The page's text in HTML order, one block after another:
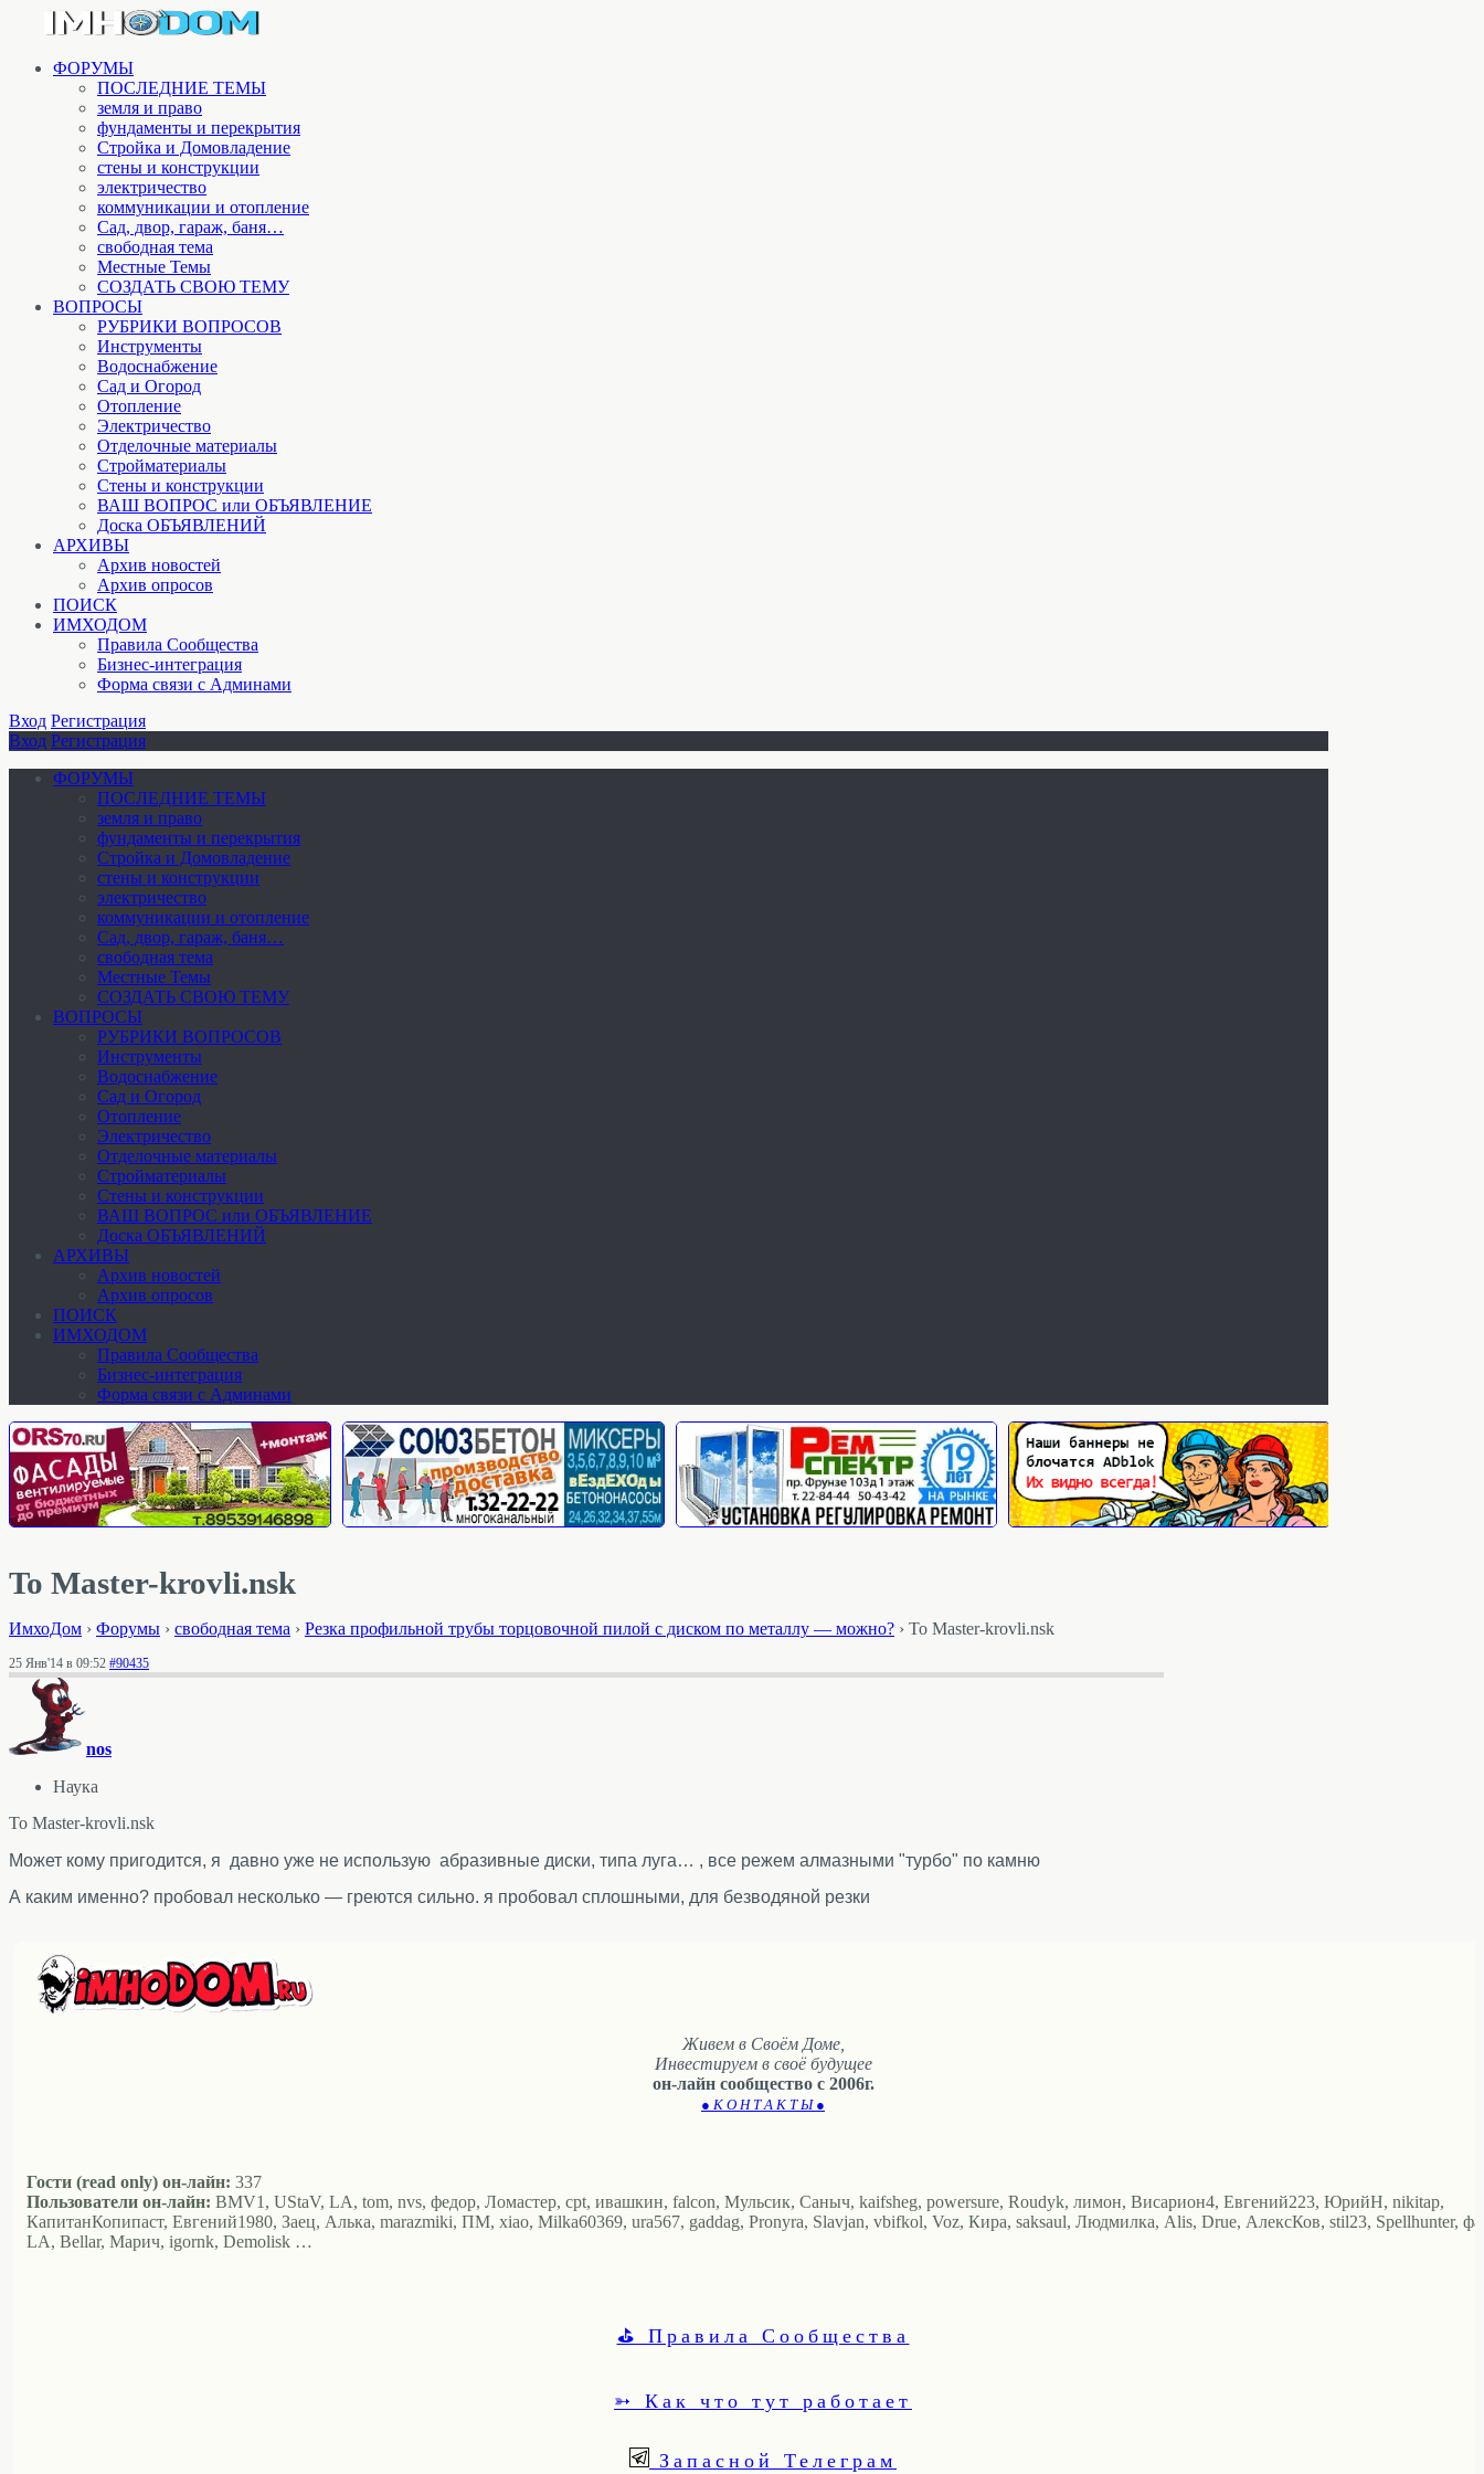
ФОРУМЫ
ПОСЛЕДНИЕ ТЕМЫ
земля и право
фундаменты и перекрытия
Стройка и Домовладение
стены и конструкции
электричество
коммуникации и отопление
Cад, двор, гараж, баня…
свободная тема
Местные Темы
СОЗДАТЬ СВОЮ ТЕМУ
ВОПРОСЫ
РУБРИКИ ВОПРОСОВ
Инструменты
Водоснабжение
Сад и Огород
Отопление
Электричество
Отделочные материалы
Стройматериалы
Стены и конструкции
ВАШ ВОПРОС или ОБЪЯВЛЕНИЕ
Доска ОБЪЯВЛЕНИЙ
АРХИВЫ
Архив новостей
Архив опросов
ПОИСК
ИМХОДОМ
Правила Сообщества
Бизнес-интеграция
Форма связи с Админами
Вход Регистрация
Вход Регистрация
ФОРУМЫ
ПОСЛЕДНИЕ ТЕМЫ
земля и право
фундаменты и перекрытия
Стройка и Домовладение
стены и конструкции
электричество
коммуникации и отопление
Cад, двор, гараж, баня…
свободная тема
Местные Темы
СОЗДАТЬ СВОЮ ТЕМУ
ВОПРОСЫ
РУБРИКИ ВОПРОСОВ
Инструменты
Водоснабжение
Сад и Огород
Отопление
Электричество
Отделочные материалы
Стройматериалы
Стены и конструкции
ВАШ ВОПРОС или ОБЪЯВЛЕНИЕ
Доска ОБЪЯВЛЕНИЙ
АРХИВЫ
Архив новостей
Архив опросов
ПОИСК
ИМХОДОМ
Правила Сообщества
Бизнес-интеграция
Форма связи с Админами
To Master-krovli.nsk
ИмхоДом › Форумы › свободная тема › Резка профильной трубы торцовочной пилой с диском по металлу — можно? › To Master-krovli.nsk
25 Янв'14 в 09:52 #90435
nos
Наука
To Master-krovli.nsk
Может кому пригодится, я давно уже не использую абразивные диски, типа луга… , все режем алмазными "турбо" по камню
А каким именно? пробовал несколько — греются сильно. я пробовал сплошными, для безводяной резки
Живем в Своём Доме,
Инвестируем в своё будущее
он-лайн сообщество с 2006г.
● К О Н Т А К Т Ы ●
Гости (read only) он-лайн: 337
Пользователи он-лайн: BMV1, UStaV, LA, tom, nvs, федор, Ломастер, cpt, ивашкин, falcon, Мульсик, Саныч, kaifsheg, powersure, Roudyk, лимон, Висариoн4, Евгений223, ЮрийН, nikitap,
КапитанКопипаст, Евгений1980, Заец, Алька, marazmiki, ПМ, xiao, Milka60369, ura567, gaddag, Pronyra, Slavjan, vbifkol, Voz, Кира, saksaul, Людмилка, Alis, Drue, АлексКов, stil23, Spellhunter,
LA, Bellar, Марич, igornk, Demolisk …
⛳ Правила Сообщества
➳ Как что тут работает
Запасной Телеграм